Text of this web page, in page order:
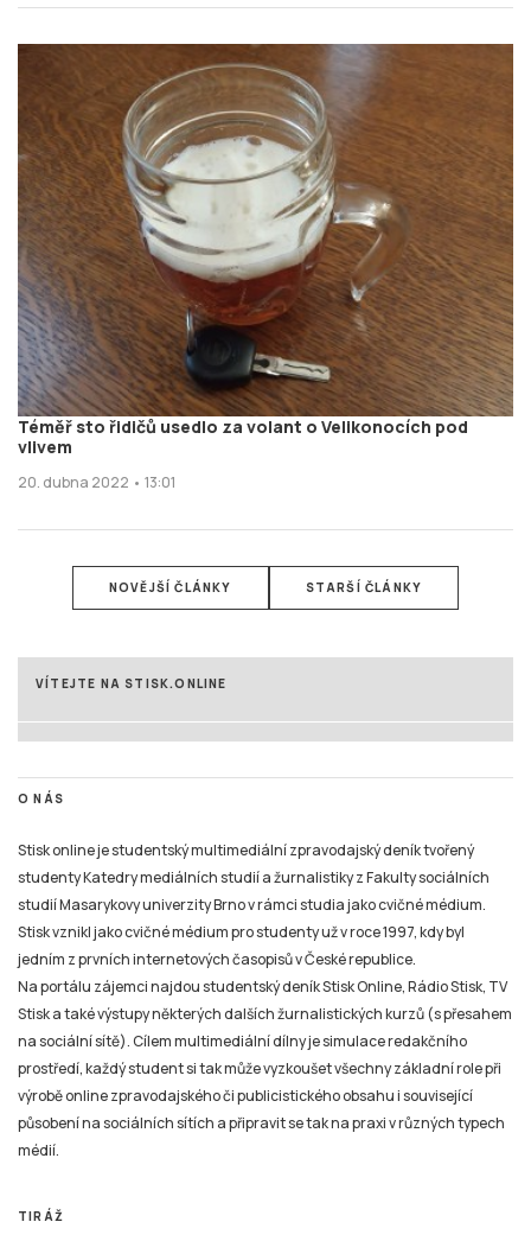
Téměř sto řidičů usedlo za volant o Velikonocích pod
vlivem
20. dubna 2022 • 13:01
NOVĚJŠÍ ČLÁNKY STARŠÍ ČLÁNKY
VÍTEJTE NA STISK.ONLINE
O NÁS
Stisk online je studentský multimediální zpravodajský deník tvořený
studenty Katedry mediálních studií a žurnalistiky z Fakulty sociálních
studií Masarykovy univerzity Brno v rámci studia jako cvičné médium.
Stisk vznikl jako cvičné médium pro studenty už v roce 1997, kdy byl
jedním z prvních internetových časopisů v České republice.
Na portálu zájemci najdou studentský deník Stisk Online, Rádio Stisk, TV
Stisk a také výstupy některých dalších žurnalistických kurzů (s přesahem
na sociální sítě). Cílem multimediální dílny je simulace redakčního
prostředí, každý student si tak může vyzkoušet všechny základní role při
výrobě online zpravodajského či publicistického obsahu i související
působení na sociálních sítích a připravit se tak na praxi v různých typech
médií.
TIRÁŽ